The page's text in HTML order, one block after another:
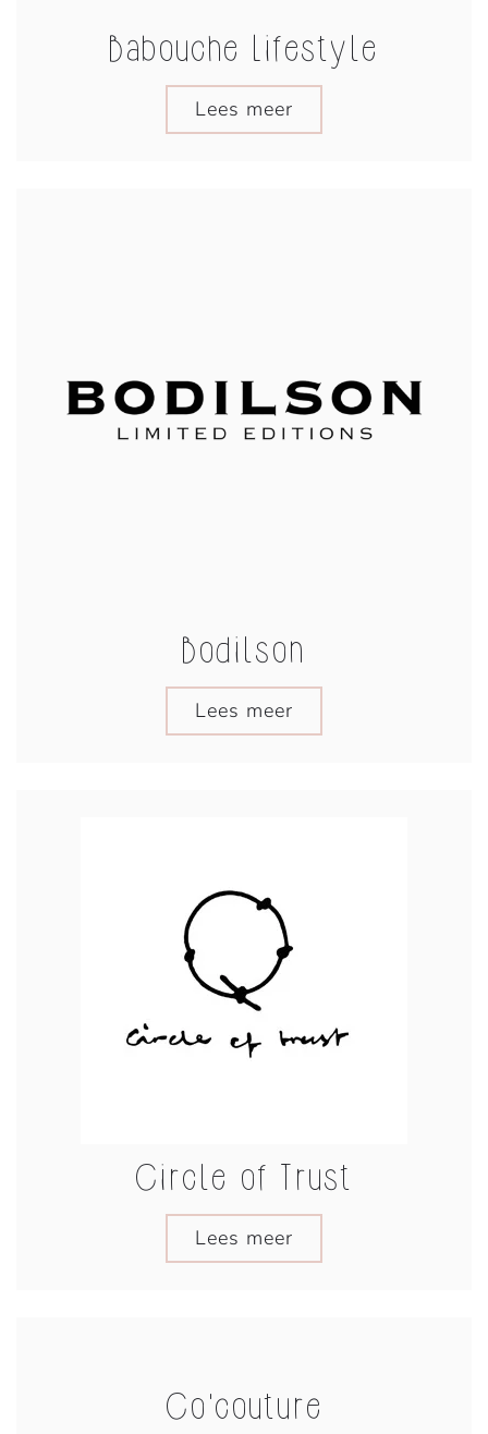
Babouche Lifestyle
Lees meer
Bodilson
Lees meer
Circle of Trust
Lees meer
Co'couture